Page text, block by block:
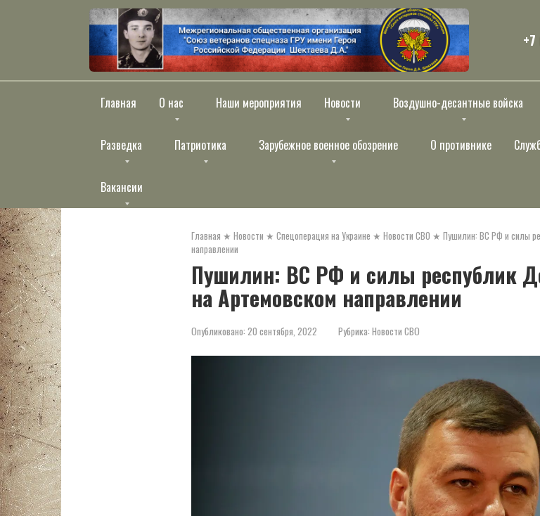
Главная О нас Наши мероприятия Новости Воздушно-десантные войска
Разведка Патриотика Зарубежное военное обозрение О противнике
Вакансии
Главная ★ Новости ★ Спецоперация на Украине ★ Новости СВО ★ Пушилин: ВС РФ и силы
направлении
Пушилин: ВС РФ и силы республик
на Артемовском направлении
Опубликовано: 20 сентября, 2022 Рубрика: Новости СВО